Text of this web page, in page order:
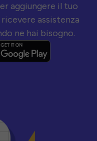
aggiungere il tuo
assistenza
ne hai bisogno.